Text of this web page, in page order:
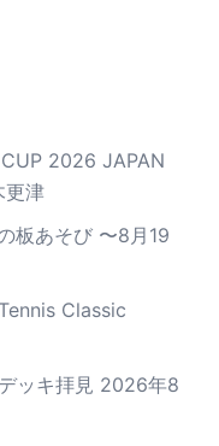
2026 JAPAN
更津
板あそび 〜8月19
Classic
ッキ拝見 2026年8